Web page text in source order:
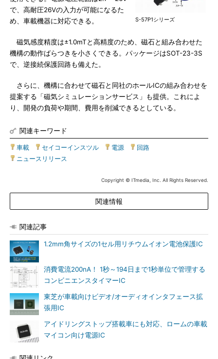
S-57P1シリーズ
で、高耐圧26Vの入力が可能になるた
め、車載機器に対応できる。
磁気感度精度は±1.0mTと高精度のため、磁石と組み合わせた
機構の動作ばらつきを小さくできる。パッケージはSOT-23-3S
で、逆接続保護回路も備えた。
さらに、機構に合わせて磁石と同社のホールICの組み合わせを
提案する「磁気シミュレーションサービス」も提供。これによ
り、開発の負荷や期間、費用を削減できるとしている。
関連キーワード
車載 セイコーインスツル 電源 回路
ニュースリリース
Copyright © ITmedia, Inc. All Rights Reserved.
関連情報
関連記事
1.2mm角サイズの1セル用リチウムイオン電池保護IC
消費電流200nA！ 1秒～194日まで1秒単位で管理する
コンビニエンスタイマーIC
東芝が車載向けビデオ/オーディオインタフェース拡
張用IC
アイドリングストップ搭載車にも対応、ロームの車載
マイコン向け電源IC